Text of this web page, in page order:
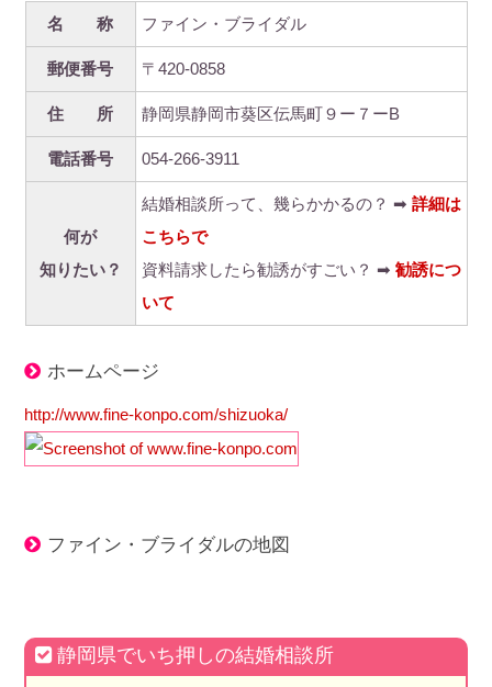
名 称 ファイン・ブライダル
郵便番号 〒420-0858
住 所 静岡県静岡市葵区伝馬町９ー７ーB
電話番号 054-266-3911
何が
知りたい？
結婚相談所って、幾らかかるの？ ➡ 詳細は
こちらで
資料請求したら勧誘がすごい？ ➡ 勧誘につ
いて
ホームページ
http://www.fine-konpo.com/shizuoka/
ファイン・ブライダルの地図
静岡県でいち押しの結婚相談所